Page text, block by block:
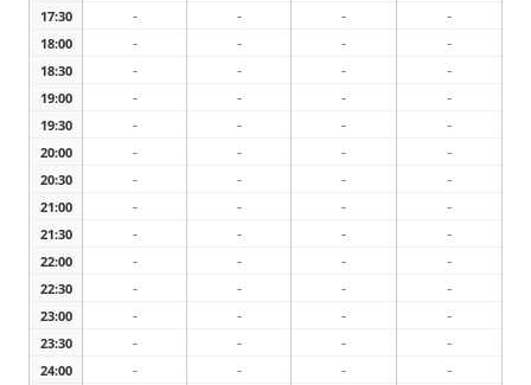
17:30 - - - -
18:00 - - - -
18:30 - - - -
19:00 - - - -
19:30 - - - -
20:00 - - - -
20:30 - - - -
21:00 - - - -
21:30 - - - -
22:00 - - - -
22:30 - - - -
23:00 - - - -
23:30 - - - -
24:00 - - - -